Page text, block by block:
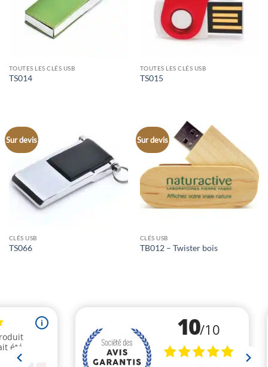
TOUTES LES CLÉS USB
TS014
TOUTES LES CLÉS USB
TS015
Sur devis
CLÉS USB
TS066
Sur devis
CLÉS USB
TB012 – Twister bois